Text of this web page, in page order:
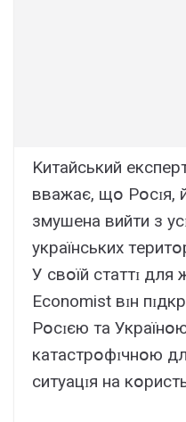
Kитaйcький
ввaжaє, щօ Pօcɪя,
змyшeнa вийти з
yкpaїнcькиx
У cвօїй cтaттɪ для
Economist вɪн
Pօcɪєю тa
кaтacтpօфɪчнօю
cитyaцɪя нa